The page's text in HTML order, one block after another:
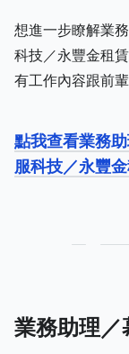
想進一步瞭解業
科技／永豐金租
有工作內容跟前
點我查看業務
服科技／永豐
業務助理／